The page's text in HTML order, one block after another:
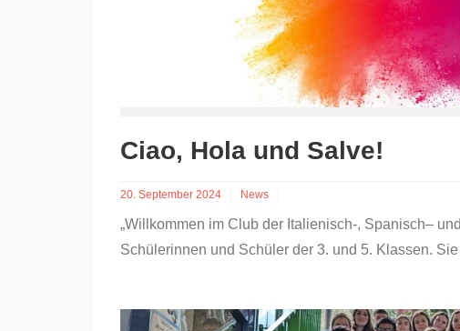
Ciao, Hola und Salve!
20. September 2024 News
„Willkommen im Club der Italienisch-, Spanisch–
Schülerinnen und Schüler der 3. und 5. Klassen.